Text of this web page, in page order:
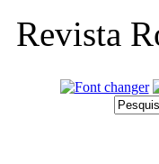
Revista